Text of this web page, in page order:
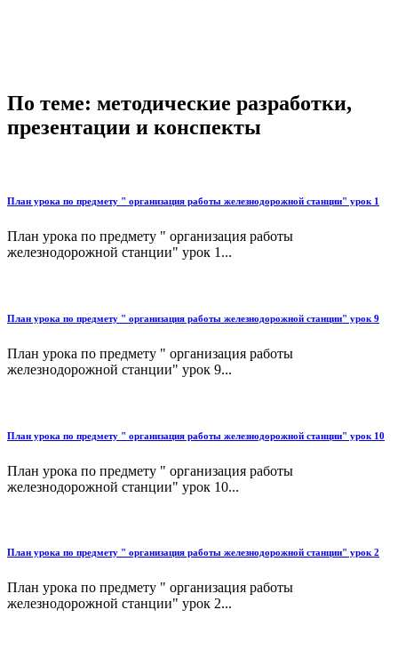
По теме: методические разработки,
презентации и конспекты
План урока по предмету " организация работы железнодорожной станции" урок 1
План урока по предмету " организация работы
железнодорожной станции" урок 1...
План урока по предмету " организация работы железнодорожной станции" урок 9
План урока по предмету " организация работы
железнодорожной станции" урок 9...
План урока по предмету " организация работы железнодорожной станции" урок 10
План урока по предмету " организация работы
железнодорожной станции" урок 10...
План урока по предмету " организация работы железнодорожной станции" урок 2
План урока по предмету " организация работы
железнодорожной станции" урок 2...